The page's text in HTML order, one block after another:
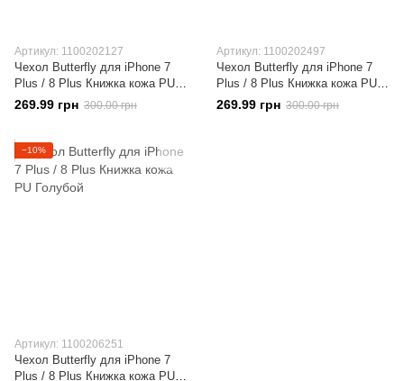
Артикул: 1100202127
Чехол Butterfly для iPhone 7
Plus / 8 Plus Книжка кожа PU
Сиреневый
269.99 грн 300.00 грн
Артикул: 1100202497
Чехол Butterfly для iPhone 7
Plus / 8 Plus Книжка кожа PU
Черный
269.99 грн 300.00 грн
−10%
Артикул: 1100206251
Чехол Butterfly для iPhone 7
Plus / 8 Plus Книжка кожа PU